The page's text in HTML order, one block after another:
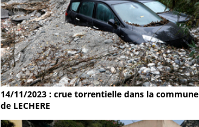
14/11/2023 : crue torrentielle dans la commune
de LECHERE